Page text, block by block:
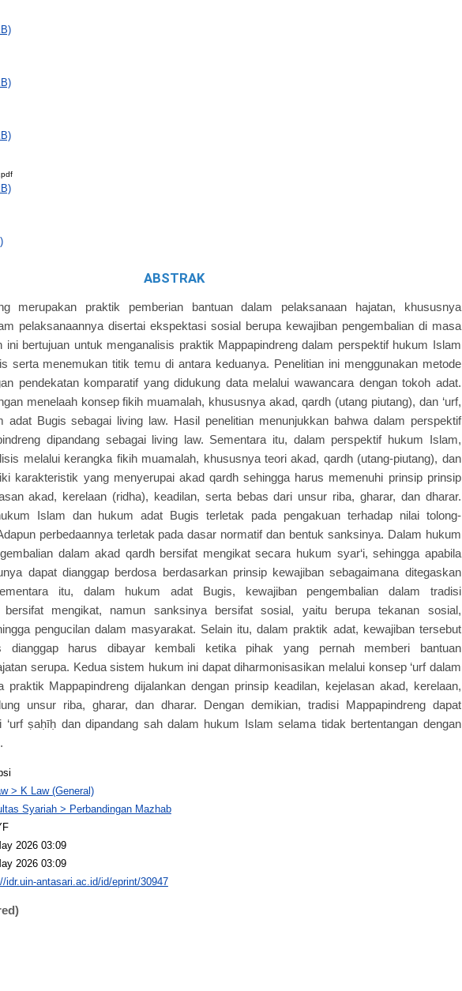
ABSTRAK
merupakan praktik pemberian bantuan dalam pelaksanaan hajatan, khususnya
pelaksanaannya disertai ekspektasi sosial berupa kewajiban pengembalian di masa
ini bertujuan untuk menganalisis praktik Mappapindreng dalam perspektif hukum Islam
serta menemukan titik temu di antara keduanya. Penelitian ini menggunakan metode
pendekatan komparatif yang didukung data melalui wawancara dengan tokoh adat.
menelaah konsep fikih muamalah, khususnya akad, qardh (utang piutang), dan ‘urf,
adat Bugis sebagai living law. Hasil penelitian menunjukkan bahwa dalam perspektif
dipandang sebagai living law. Sementara itu, dalam perspektif hukum Islam,
melalui kerangka fikih muamalah, khususnya teori akad, qardh (utang-piutang), dan
karakteristik yang menyerupai akad qardh sehingga harus memenuhi prinsip prinsip
akad, kerelaan (ridha), keadilan, serta bebas dari unsur riba, gharar, dan dharar.
Islam dan hukum adat Bugis terletak pada pengakuan terhadap nilai tolong-
perbedaannya terletak pada dasar normatif dan bentuk sanksinya. Dalam hukum
dalam akad qardh bersifat mengikat secara hukum syar‘i, sehingga apabila
dapat dianggap berdosa berdasarkan prinsip kewajiban sebagaimana ditegaskan
itu, dalam hukum adat Bugis, kewajiban pengembalian dalam tradisi
bersifat mengikat, namun sanksinya bersifat sosial, yaitu berupa tekanan sosial,
pengucilan dalam masyarakat. Selain itu, dalam praktik adat, kewajiban tersebut
dianggap harus dibayar kembali ketika pihak yang pernah memberi bantuan
serupa. Kedua sistem hukum ini dapat diharmonisasikan melalui konsep ‘urf dalam
praktik Mappapindreng dijalankan dengan prinsip keadilan, kejelasan akad, kerelaan,
unsur riba, gharar, dan dharar. Dengan demikian, tradisi Mappapindreng dapat
‘urf ṣaḥīḥ dan dipandang sah dalam hukum Islam selama tidak bertentangan dengan
> K Law (General)
Syariah > Perbandingan Mazhab
2026 03:09
2026 03:09
idr.uin-antasari.ac.id/id/eprint/30947